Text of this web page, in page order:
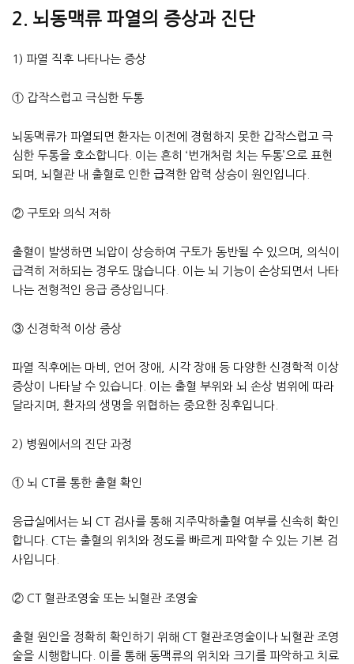
2. 뇌동맥류 파열의 증상과 진단
1) 파열 직후 나타나는 증상
① 갑작스럽고 극심한 두통
뇌동맥류가 파열되면 환자는 이전에 경험하지 못한 갑작스럽고 극
심한 두통을 호소합니다. 이는 흔히 ‘번개처럼 치는 두통’으로 표현
되며, 뇌혈관 내 출혈로 인한 급격한 압력 상승이 원인입니다.
② 구토와 의식 저하
출혈이 발생하면 뇌압이 상승하여 구토가 동반될 수 있으며, 의식이
급격히 저하되는 경우도 많습니다. 이는 뇌 기능이 손상되면서 나타
나는 전형적인 응급 증상입니다.
③ 신경학적 이상 증상
파열 직후에는 마비, 언어 장애, 시각 장애 등 다양한 신경학적 이상
증상이 나타날 수 있습니다. 이는 출혈 부위와 뇌 손상 범위에 따라
달라지며, 환자의 생명을 위협하는 중요한 징후입니다.
2) 병원에서의 진단 과정
① 뇌 CT를 통한 출혈 확인
응급실에서는 뇌 CT 검사를 통해 지주막하출혈 여부를 신속히 확인
합니다. CT는 출혈의 위치와 정도를 빠르게 파악할 수 있는 기본 검
사입니다.
② CT 혈관조영술 또는 뇌혈관 조영술
출혈 원인을 정확히 확인하기 위해 CT 혈관조영술이나 뇌혈관 조영
술을 시행합니다. 이를 통해 동맥류의 위치와 크기를 파악하고 치료